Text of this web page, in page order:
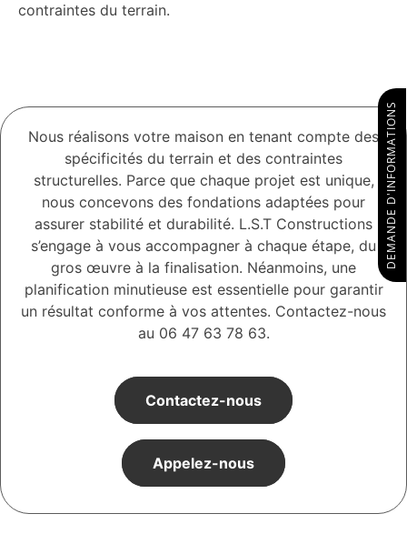
contraintes du terrain.
Nous réalisons votre maison en tenant compte des
spécificités du terrain et des contraintes
structurelles. Parce que chaque projet est unique,
nous concevons des fondations adaptées pour
assurer stabilité et durabilité. L.S.T Constructions
s’engage à vous accompagner à chaque étape, du
gros œuvre à la finalisation. Néanmoins, une
planification minutieuse est essentielle pour garantir
un résultat conforme à vos attentes. Contactez-nous
au 06 47 63 78 63.
Contactez-nous
Appelez-nous
DEMANDE D'INFORMATIONS